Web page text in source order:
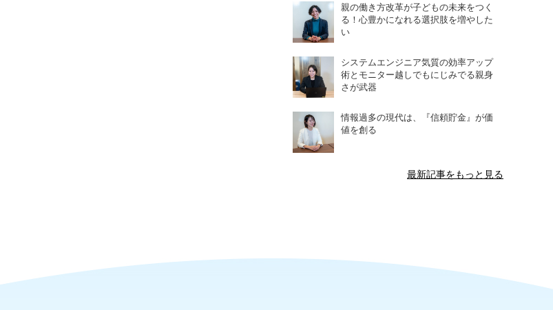
親の働き方改革が子どもの未来をつく
る！心豊かになれる選択肢を増やした
い
システムエンジニア気質の効率アップ
術とモニター越しでもにじみでる親身
さが武器
情報過多の現代は、『信頼貯金』が価
値を創る
最新記事をもっと見る